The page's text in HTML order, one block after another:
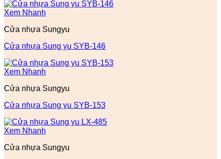
Xem Nhanh
Cửa nhựa Sungyu
Cửa nhựa Sung yu SYB-146
Xem Nhanh
Cửa nhựa Sungyu
Cửa nhựa Sung yu SYB-153
Xem Nhanh
Cửa nhựa Sungyu